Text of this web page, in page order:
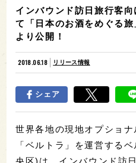
インバウンド訪日旅行客
て「日本のお酒をめぐる
より公開！
2018.06.18 リリース情報
シェア
世界各地の現地オプショ
「ベルトラ」を運営する